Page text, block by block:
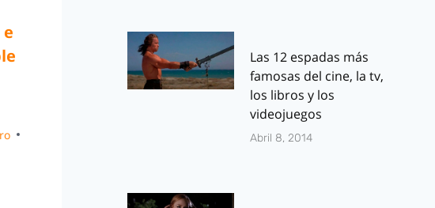
Las 12 espadas más
famosas del cine, la tv,
los libros y los
videojuegos
Abril 8, 2014